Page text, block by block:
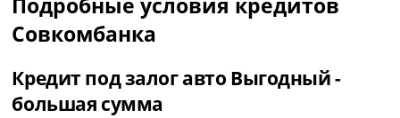
Совкомбанка
Кредит под залог авто Выгодный -
большая сумма